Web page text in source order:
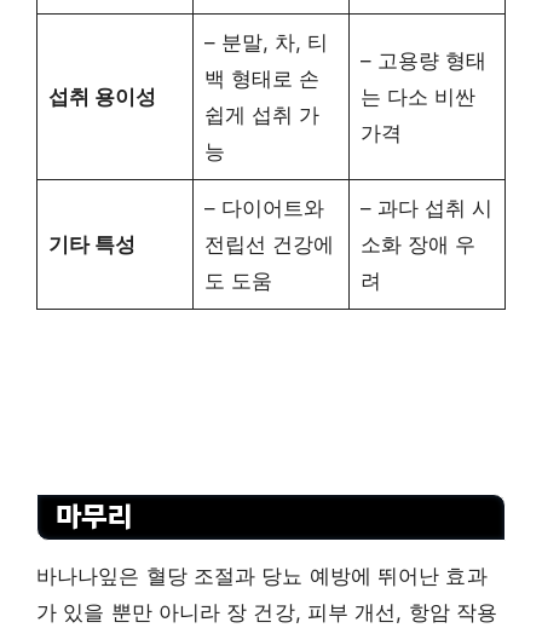
섭취 용이성
– 분말, 차, 티
백 형태로 손
쉽게 섭취 가
능
– 고용량 형태
는 다소 비싼
가격
기타 특성
– 다이어트와
전립선 건강에
도 도움
– 과다 섭취 시
소화 장애 우
려
마무리
바나나잎은 혈당 조절과 당뇨 예방에 뛰어난 효과
가 있을 뿐만 아니라 장 건강, 피부 개선, 항암 작용